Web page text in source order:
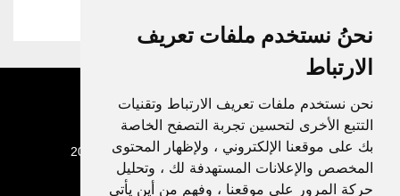
نحنُ نستخدم ملفات تعريف
الارتباط
نحن نستخدم ملفات تعريف الارتباط وتقنيات
التتبع الأخرى لتحسين تجربة التصفح الخاصة
بك على موقعنا الإلكتروني ، ولإظهار المحتوى
المخصص والإعلانات المستهدفة لك ، وتحليل
حركة المرور على موقعنا ، وفهم من أين يأتي
جميع الحقوق محفوظة لدنيا الوطن © 2003 - 2022